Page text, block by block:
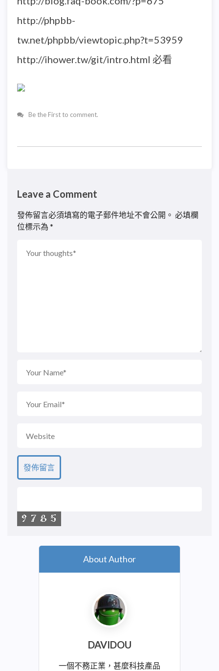
http://phpbb-
tw.net/phpbb/viewtopic.php?t=53959
http://ihower.tw/git/intro.html 必看
Be the First to comment.
Leave a Comment
發佈留言必須填寫的電子郵件地址不會公開。 必填欄
位標示為 *
About Author
DAVIDOU
一個不務正業，甚麼科技產品